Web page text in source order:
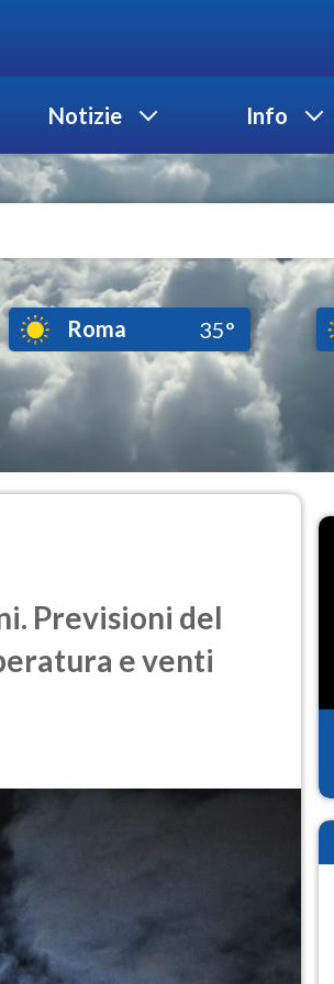
Notizie Info
Roma 35°
Previsioni del
e venti